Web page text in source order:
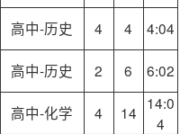
高中-历史 4 4 4:04
高中-历史 2 6 6:02
高中-化学 4 14 14:0
4